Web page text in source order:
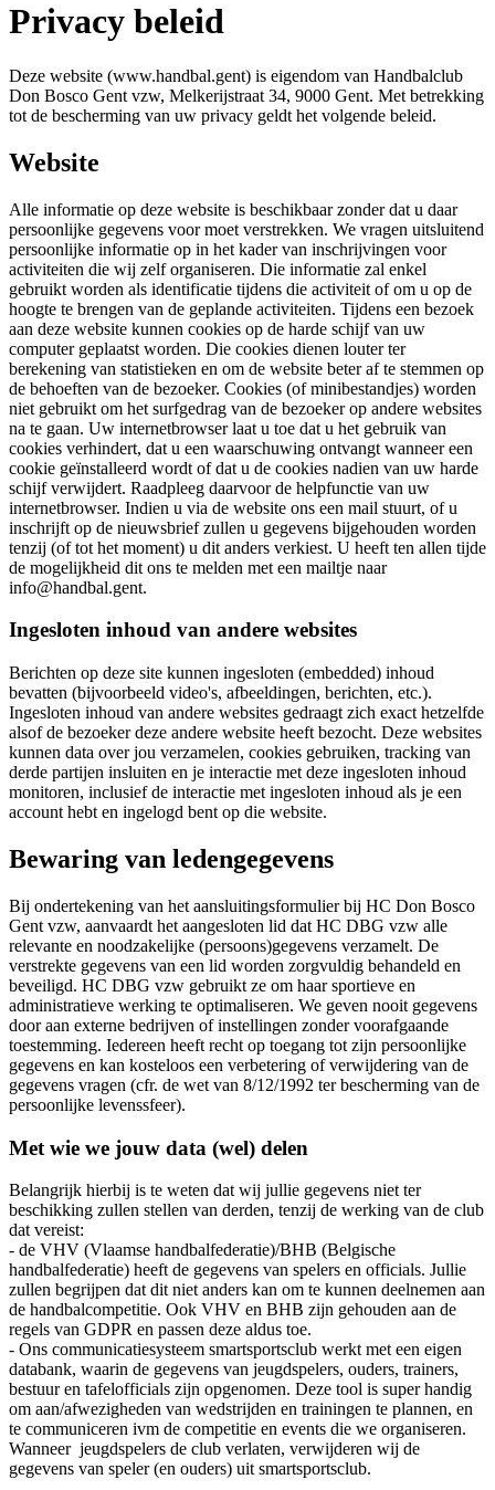
Privacy beleid
Deze website (www.handbal.gent) is eigendom van Handbalclub
Don Bosco Gent vzw, Melkerijstraat 34, 9000 Gent. Met betrekking
tot de bescherming van uw privacy geldt het volgende beleid.
Website
Alle informatie op deze website is beschikbaar zonder dat u daar
persoonlijke gegevens voor moet verstrekken. We vragen uitsluitend
persoonlijke informatie op in het kader van inschrijvingen voor
activiteiten die wij zelf organiseren. Die informatie zal enkel
gebruikt worden als identificatie tijdens die activiteit of om u op de
hoogte te brengen van de geplande activiteiten. Tijdens een bezoek
aan deze website kunnen cookies op de harde schijf van uw
computer geplaatst worden. Die cookies dienen louter ter
berekening van statistieken en om de website beter af te stemmen op
de behoeften van de bezoeker. Cookies (of minibestandjes) worden
niet gebruikt om het surfgedrag van de bezoeker op andere websites
na te gaan. Uw internetbrowser laat u toe dat u het gebruik van
cookies verhindert, dat u een waarschuwing ontvangt wanneer een
cookie geïnstalleerd wordt of dat u de cookies nadien van uw harde
schijf verwijdert. Raadpleeg daarvoor de helpfunctie van uw
internetbrowser. Indien u via de website ons een mail stuurt, of u
inschrijft op de nieuwsbrief zullen u gegevens bijgehouden worden
tenzij (of tot het moment) u dit anders verkiest. U heeft ten allen tijde
de mogelijkheid dit ons te melden met een mailtje naar
info@handbal.gent.
Ingesloten inhoud van andere websites
Berichten op deze site kunnen ingesloten (embedded) inhoud
bevatten (bijvoorbeeld video's, afbeeldingen, berichten, etc.).
Ingesloten inhoud van andere websites gedraagt zich exact hetzelfde
alsof de bezoeker deze andere website heeft bezocht. Deze websites
kunnen data over jou verzamelen, cookies gebruiken, tracking van
derde partijen insluiten en je interactie met deze ingesloten inhoud
monitoren, inclusief de interactie met ingesloten inhoud als je een
account hebt en ingelogd bent op die website.
Bewaring van ledengegevens
Bij ondertekening van het aansluitingsformulier bij HC Don Bosco
Gent vzw, aanvaardt het aangesloten lid dat HC DBG vzw alle
relevante en noodzakelijke (persoons)gegevens verzamelt. De
verstrekte gegevens van een lid worden zorgvuldig behandeld en
beveiligd. HC DBG vzw gebruikt ze om haar sportieve en
administratieve werking te optimaliseren. We geven nooit gegevens
door aan externe bedrijven of instellingen zonder voorafgaande
toestemming. Iedereen heeft recht op toegang tot zijn persoonlijke
gegevens en kan kosteloos een verbetering of verwijdering van de
gegevens vragen (cfr. de wet van 8/12/1992 ter bescherming van de
persoonlijke levenssfeer).
Met wie we jouw data (wel) delen
Belangrijk hierbij is te weten dat wij jullie gegevens niet ter
beschikking zullen stellen van derden, tenzij de werking van de club
dat vereist:
- de VHV (Vlaamse handbalfederatie)/BHB (Belgische
handbalfederatie) heeft de gegevens van spelers en officials. Jullie
zullen begrijpen dat dit niet anders kan om te kunnen deelnemen aan
de handbalcompetitie. Ook VHV en BHB zijn gehouden aan de
regels van GDPR en passen deze aldus toe.
- Ons communicatiesysteem smartsportsclub werkt met een eigen
databank, waarin de gegevens van jeugdspelers, ouders, trainers,
bestuur en tafelofficials zijn opgenomen. Deze tool is super handig
om aan/afwezigheden van wedstrijden en trainingen te plannen, en
te communiceren ivm de competitie en events die we organiseren.
Wanneer jeugdspelers de club verlaten, verwijderen wij de
gegevens van speler (en ouders) uit smartsportsclub.